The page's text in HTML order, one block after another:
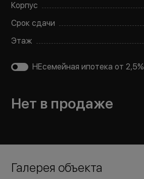
Корпус
Срок сдачи
Этаж
НЕсемейная ипотека от 2,5%
Нет в продаже
Галерея объекта